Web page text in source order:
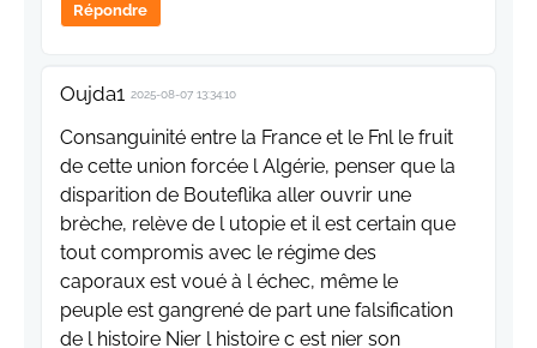
Répondre
Oujda1 2025-08-07 13:34:10
Consanguinité entre la France et le Fnl le fruit
de cette union forcée l Algérie, penser que la
disparition de Bouteflika aller ouvrir une
brèche, relève de l utopie et il est certain que
tout compromis avec le régime des
caporaux est voué à l échec, même le
peuple est gangrené de part une falsification
de l histoire Nier l histoire c est nier son